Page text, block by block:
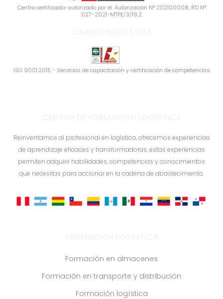
Centro certificador autorizado por el: Autorización N° 202100008, RD N°
027-2021-MTPE/3/19.2
ISO 9001:2015 - Servicios de capacitación y certificación de competencias
Reinventamos al profesional en logística, ofrecemos experiencias
de aprendizaje eficaces y transformadoras, estas experiencias
permiten adquirir habilidades, competencias y conocimientos
que necesitas para accionar en la cadena de abastecimiento.
Formación en almacenes
Formación en transporte y distribución
Formación logística